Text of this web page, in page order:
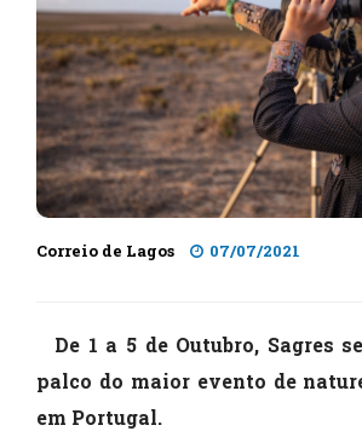
Correio de Lagos 07/07/2021
De 1 a 5 de Outubro, Sagres
palco do maior evento de
em Portugal.